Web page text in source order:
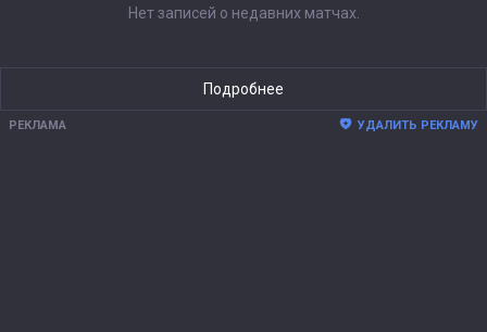
Нет записей о недавних матчах.
Подробнее
РЕКЛАМА УДАЛИТЬ РЕКЛАМУ